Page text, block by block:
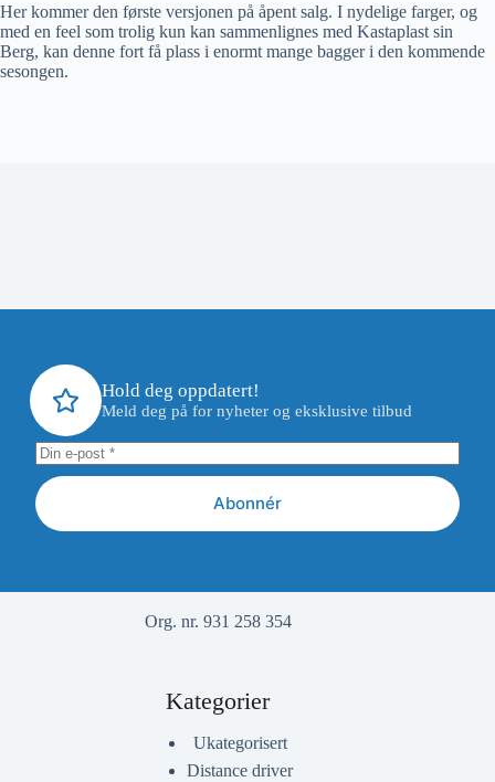
Her kommer den første versjonen på åpent salg. I nydelige farger, og
med en feel som trolig kun kan sammenlignes med Kastaplast sin
Berg, kan denne fort få plass i enormt mange bagger i den kommende
sesongen.
Hold deg oppdatert!
Meld deg på for nyheter og eksklusive tilbud
Abonnér
Org. nr. 931 258 354
Kategorier
Ukategorisert
Distance driver